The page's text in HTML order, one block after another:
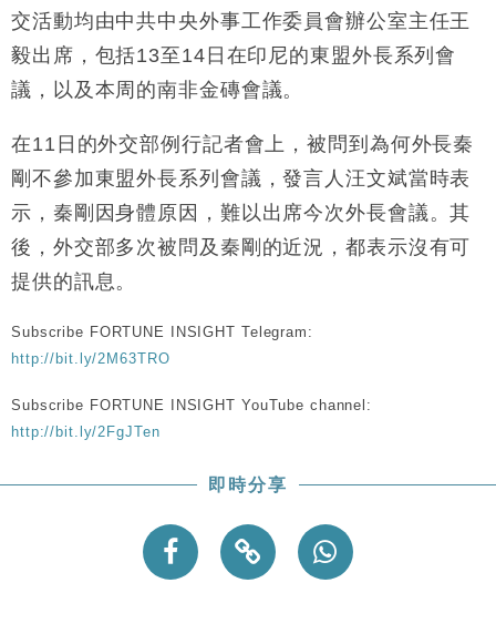
11:12
國際｜特朗普料美伊戰事快結束 承認部分彈藥庫存緊
15:59
財經｜SA售股自救後再出手 斥4億美元押注未上市公
司
交活動均由中共中央外事工作委員會辦公室主任王
毅出席，包括13至14日在印尼的東盟外長系列會
議，以及本周的南非金磚會議。
在11日的外交部例行記者會上，被問到為何外長秦
剛不參加東盟外長系列會議，發言人汪文斌當時表
示，秦剛因身體原因，難以出席今次外長會議。其
後，外交部多次被問及秦剛的近況，都表示沒有可
提供的訊息。
Subscribe FORTUNE INSIGHT Telegram:
http://bit.ly/2M63TRO
Subscribe FORTUNE INSIGHT YouTube channel:
http://bit.ly/2FgJTen
即時分享